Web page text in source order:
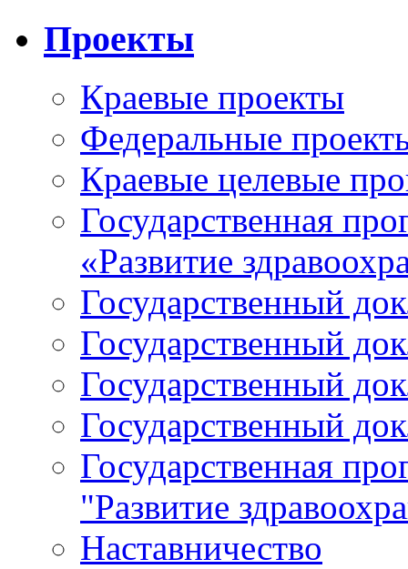
Проекты
Краевые проекты
Федеральные
Краевые целевые
Государственная
«Развитие
Государственный
Государственный
Государственный
Государственный
Государственная
"Развитие
Наставничество